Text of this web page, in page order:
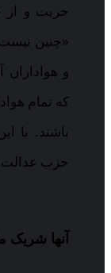
حریت و از
«چنین
و
که تمام
باشند. با
حزب عدالت
آنها شریک